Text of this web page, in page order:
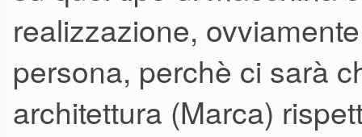
realizzazione,
persona, perchè ci sarà
architettura (Marca)